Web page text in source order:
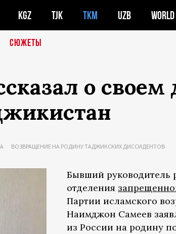
KGZ TJK TKM UZB WORLD
СЮЖЕТЫ
о своем
ВОЗВРАЩЕНИЕ НА РОДИНУ ТАДЖИКСКИХ ДИССИДЕНТОВ
Бывший руководитель
отделения
Партии исламского
Наимджон Самеев
из России на родину